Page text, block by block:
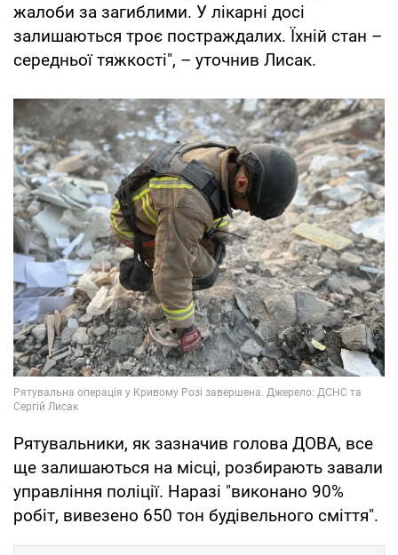
жалоби за загиблими. У лікарні досі
залишаються троє постраждалих. Їхній стан –
середньої тяжкості", – уточнив Лисак.
Рятувальники, як зазначив голова ДОВА, все
ще залишаються на місці, розбирають завали
управління поліції. Наразі "виконано 90%
робіт, вивезено 650 тон будівельного сміття".